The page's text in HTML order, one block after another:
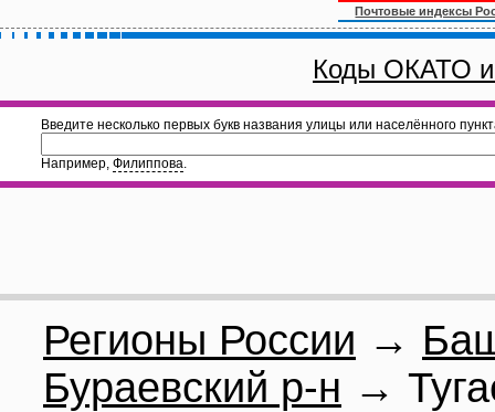
Почтовые индексы
Коды ОКАТО
Введите несколько первых букв названия улицы или населённого
Например, Филиппова.
Регионы России →
Бураевский р-н →